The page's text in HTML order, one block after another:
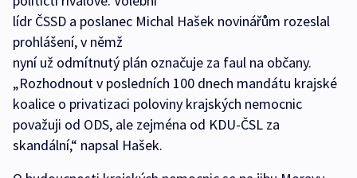
lídr ČSSD a poslanec Michal Hašek novinářům rozeslal
prohlášení, v němž
nyní už odmítnutý plán označuje za faul na občany.
„Rozhodnout v posledních 100 dnech mandátu krajské
koalice o privatizaci poloviny krajských nemocnic
považuji od ODS, ale zejména od KDU-ČSL za
skandální,“ napsal Hašek.